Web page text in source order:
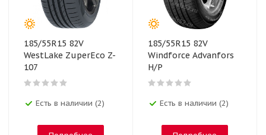
185/55R15 82V
WestLake ZuperEco Z-
107
Есть в наличии (2)
185/55R15 82V
Windforce Advanfors
H/P
Есть в наличии (2)